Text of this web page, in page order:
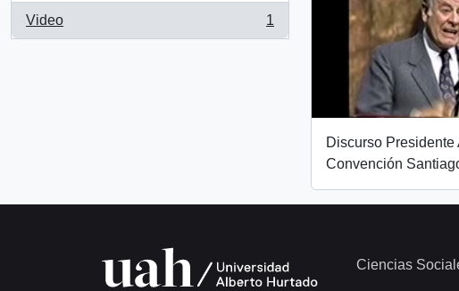
Video
, 1 resultados
1
Discurso Presidente
Convención
Ciencias